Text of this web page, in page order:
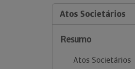
Atos Societários
Resumo
Atos Societários